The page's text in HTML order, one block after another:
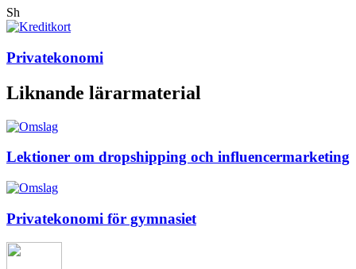
Sh
Privatekonomi
Liknande lärarmaterial
Lektioner om dropshipping och influencermarketing
Privatekonomi för gymnasiet